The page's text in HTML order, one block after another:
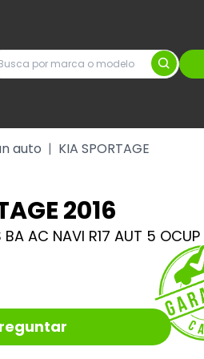
auto | KIA SPORTAGE
2016
BA AC NAVI R17 AUT 5 OCUP